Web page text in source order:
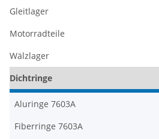
Gleitlager
Motorradteile
Wälzlager
Dichtringe
Aluringe 7603A
Fiberringe 7603A